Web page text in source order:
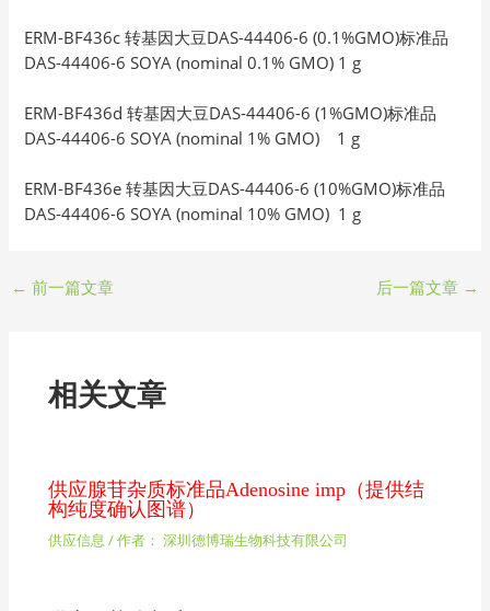
ERM-BF436c 转基因大豆DAS-44406-6 (0.1%GMO)标准品
DAS-44406-6 SOYA (nominal 0.1% GMO) 1 g
ERM-BF436d 转基因大豆DAS-44406-6 (1%GMO)标准品
DAS-44406-6 SOYA (nominal 1% GMO) 1 g
ERM-BF436e 转基因大豆DAS-44406-6 (10%GMO)标准品
DAS-44406-6 SOYA (nominal 10% GMO) 1 g
← 前一篇文章 后一篇文章 →
相关文章
供应腺苷杂质标准品Adenosine imp（提供结
构纯度确认图谱）
供应信息 / 作者： 深圳德博瑞生物科技有限公司